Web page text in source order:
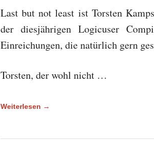
Last but not least ist Torsten
der diesjährigen Logicuser
Einreichungen, die natürlich gern
Torsten, der wohl nicht …
Weiterlesen →